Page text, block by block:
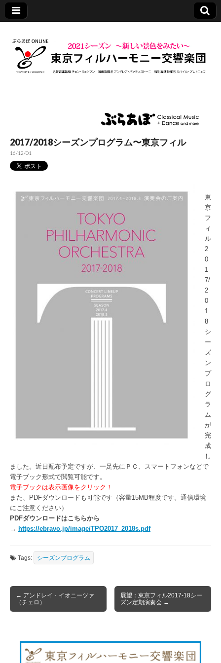
東京フィルハーモ
ニー交響楽団
2017/2018シーズンプログラム〜東京フィル
16/12/01
東
京
フ
ィ
ル
2
0
1
7/
2
0
1
8
シ
ー
ズ
ン
プ
ロ
グ
ラ
ム
が
完
成
し
ました。近日配布予定ですが、一足先にＰＣ、スマートフォンなどで
電子ブック形式で閲覧可能です。
電子ブックは表示画像をクリック！
また、PDFダウンロードも可能です（容量15MB程度です。通信環境
にご注意ください）
PDFダウンロードはこちらから
→ https://ebravo.jp/image/TPO2017_2018s.pdf
Tags: シーズンプログラム
Post
navigation
← アンドレイ・イオニーツァ
（チェロ）
展望：東京フィル2017-18シー
ズン定期演奏会 →